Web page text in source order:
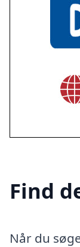
Find
Når du